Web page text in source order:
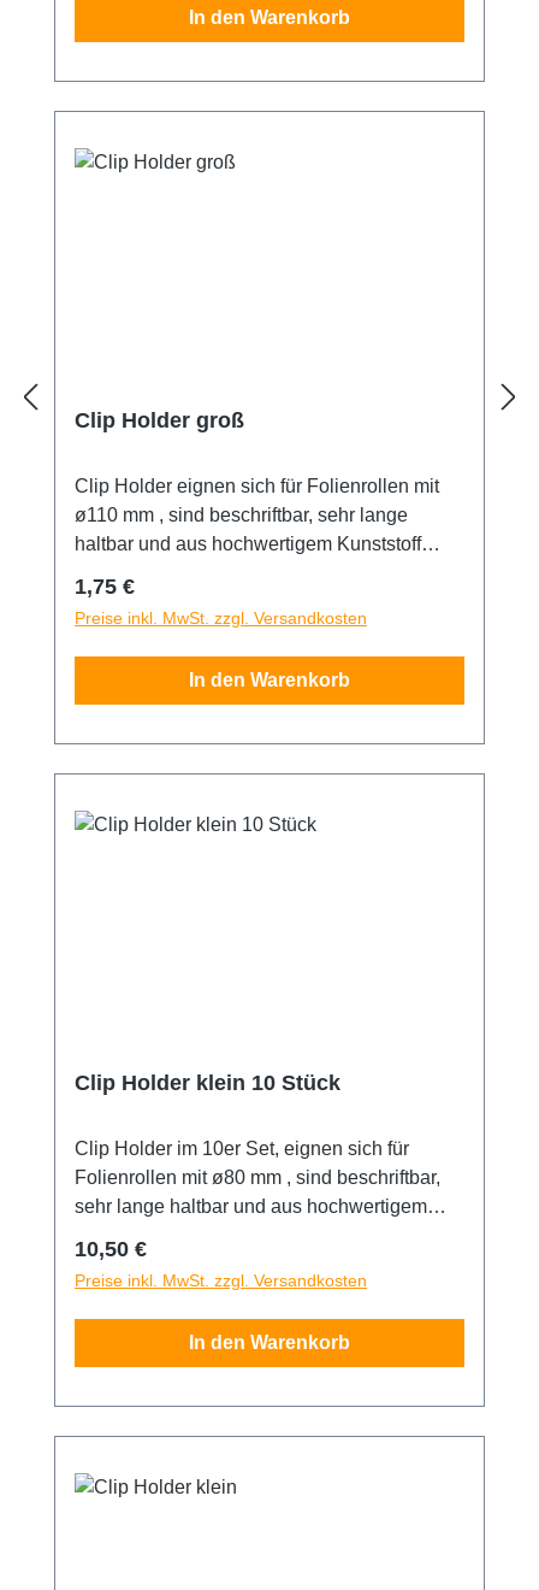
In den Warenkorb
Clip Holder groß
Clip Holder eignen sich für Folienrollen mit
ø110 mm , sind beschriftbar, sehr lange
haltbar und aus hochwertigem Kunststoff
Regulärer Preis:
1,75 €
Preise inkl. MwSt. zzgl. Versandkosten
In den Warenkorb
Clip Holder klein 10 Stück
Clip Holder im 10er Set, eignen sich für
Folienrollen mit ø80 mm , sind beschriftbar,
sehr lange haltbar und aus hochwertigem
Regulärer Preis:
10,50 €
Preise inkl. MwSt. zzgl. Versandkosten
In den Warenkorb